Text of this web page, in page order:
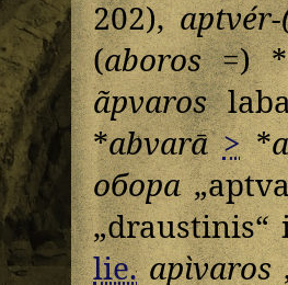
202),
(aboros=) *
ãpvaros
*abvarā >*
обора
lie. apìvaros